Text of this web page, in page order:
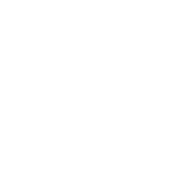
gest či potiahnutia prstom.